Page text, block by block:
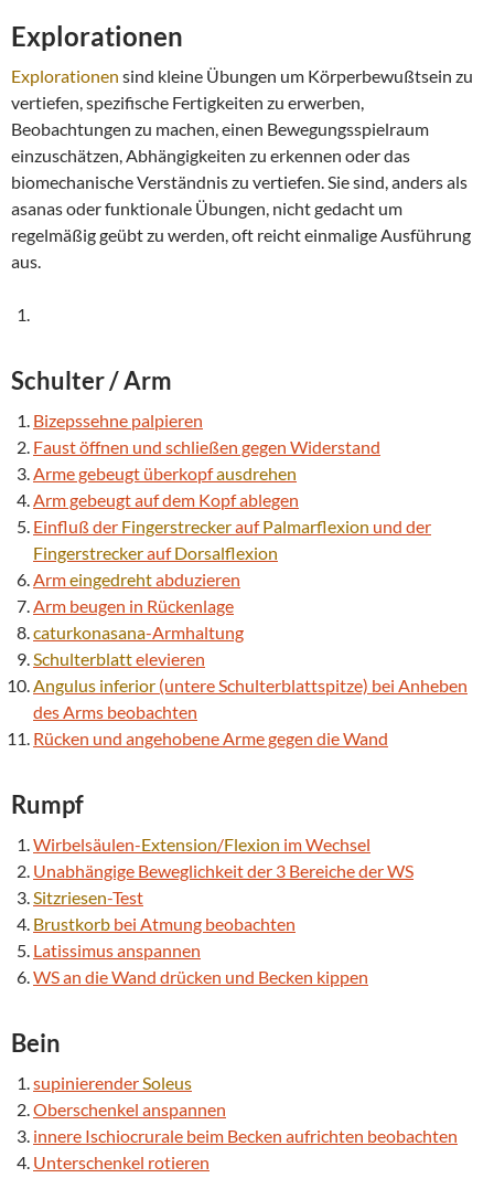
Explorationen
Explorationen sind kleine Übungen um Körperbewußtsein zu
vertiefen, spezifische Fertigkeiten zu erwerben,
Beobachtungen zu machen, einen Bewegungsspielraum
einzuschätzen, Abhängigkeiten zu erkennen oder das
biomechanische Verständnis zu vertiefen. Sie sind, anders als
asanas oder funktionale Übungen, nicht gedacht um
regelmäßig geübt zu werden, oft reicht einmalige Ausführung
aus.
Schulter / Arm
Bizepssehne palpieren
Faust öffnen und schließen gegen Widerstand
Arme gebeugt überkopfausdrehen
Arm gebeugt auf dem Kopf ablegen
Einfluß der FingerstreckeraufPalmarflexion und der
FingerstreckeraufDorsalflexion
Armeingedrehtabduzieren
Arm beugen in Rückenlage
caturkonasana-Armhaltung
Schulterblattelevieren
Angulus inferior (untere Schulterblattspitze) bei Anheben
des Arms beobachten
Rücken und angehobene Arme gegen die Wand
Rumpf
Wirbelsäulen-Extension/Flexion im Wechsel
Unabhängige Beweglichkeit der 3 Bereiche der WS
Sitzriesen-Test
Brustkorb bei Atmung beobachten
Latissimus anspannen
WS an die Wand drücken und Becken kippen
Bein
supinierenderSoleus
Oberschenkel anspannen
innere Ischiocrurale beim Becken aufrichten beobachten
Unterschenkel rotieren